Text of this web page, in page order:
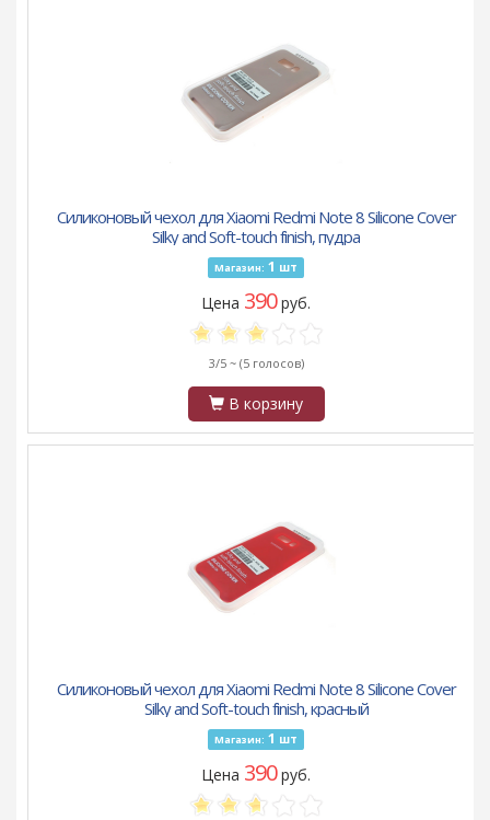
Силиконовый чехол для Xiaomi Redmi Note 8 Silicone Cover
Silky and Soft-touch finish, пудра
Магазин: 1 шт
Цена 390руб.
3/5 ~ (5 голосов)
В корзину
Силиконовый чехол для Xiaomi Redmi Note 8 Silicone Cover
Silky and Soft-touch finish, красный
Магазин: 1 шт
Цена 390руб.